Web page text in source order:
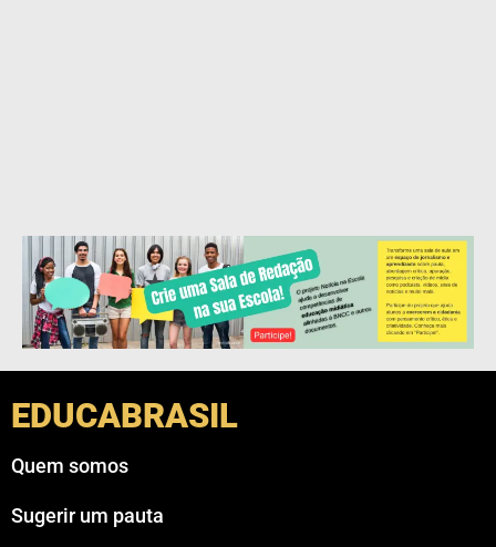
EDUCABRASIL
Quem somos
Sugerir um pauta